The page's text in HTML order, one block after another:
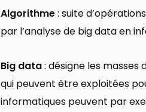
Algorithme: suite
par l’analyse de big data en
Big data: désigne les
qui peuvent être exploitées
informatiques peuvent par